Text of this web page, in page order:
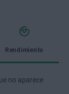
Rendimiento
no aparece